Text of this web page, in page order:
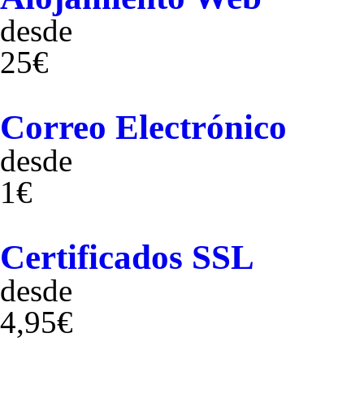
desde
25€
Correo Electrónico
desde
1€
Certificados SSL
desde
4,95€